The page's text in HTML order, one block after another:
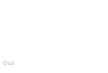
Oui